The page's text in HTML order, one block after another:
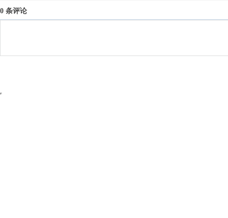
0 条评论